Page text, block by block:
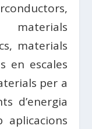
materials
en escales
per a
d’energia
aplicacions